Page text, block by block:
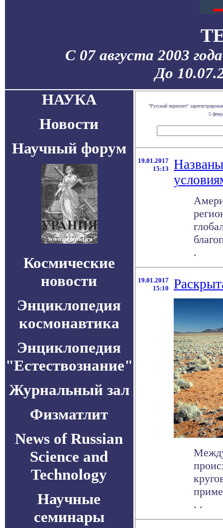
С 07 августа 2003
До
НАУКА
Новости
Научный форум
Космические
новости
Энциклопедия
космонавтика
Энциклопедия
"Естествознание"
Журнальный зал
Физматлит
News of Russian
Science and
Technology
Научные
семинары
"Русский переплет"
5
19.01.2017
15:13
.
19.01.2017
15:10
. .